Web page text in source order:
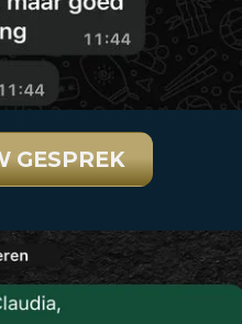
GESPREK